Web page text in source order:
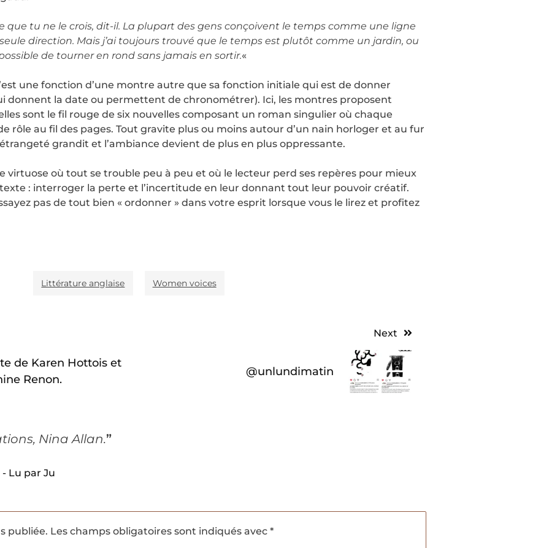
que tu ne le crois, dit-il. La plupart des gens conçoivent le temps comme une ligne
direction. Mais j’ai toujours trouvé que le temps est plutôt comme un jardin, ou
de tourner en rond sans jamais en sortir.«
une fonction d’une montre autre que sa fonction initiale qui est de donner
donnent la date ou permettent de chronométrer). Ici, les montres proposent
sont le fil rouge de six nouvelles composant un roman singulier où chaque
rôle au fil des pages. Tout gravite plus ou moins autour d’un nain horloger et au fur
grandit et l’ambiance devient de plus en plus oppressante.
virtuose où tout se trouble peu à peu et où le lecteur perd ses repères pour mieux
: interroger la perte et l’incertitude en leur donnant tout leur pouvoir créatif.
pas de tout bien « ordonner » dans votre esprit lorsque vous le lirez et profitez
Littérature anglaise Women voices
de Karen Hottois et
Renon.
Next
@unlundimatin
Nina Allan.”
- Lu par Ju
publiée. Les champs obligatoires sont indiqués avec *